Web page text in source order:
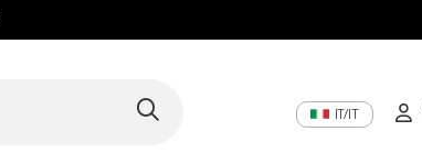
IT/IT